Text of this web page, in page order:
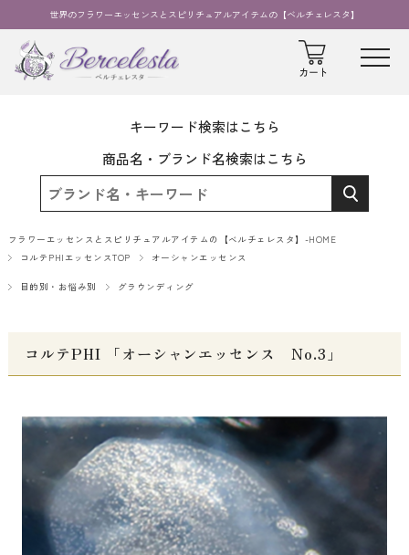
世界のフラワーエッセンスとスピリチュアルアイテムの【ベルチェレスタ】
キーワード検索はこちら
商品名・ブランド名検索はこちら
フラワーエッセンスとスピリチュアルアイテムの【ベルチェレスタ】-HOME
コルテPHIエッセンスTOP
オーシャンエッセンス
目的別・お悩み別 グラウンディング
コルテPHI 「オーシャンエッセンス No.3」